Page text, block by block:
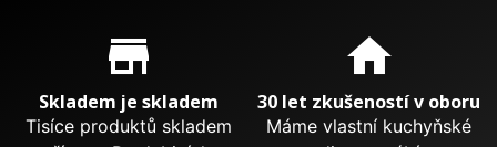
Proč nakupovat u nás?
store_mall_directory
Skladem je skladem
Tisíce produktů skladem
home
30 let zkušeností v oboru
Máme vlastní kuchyňské